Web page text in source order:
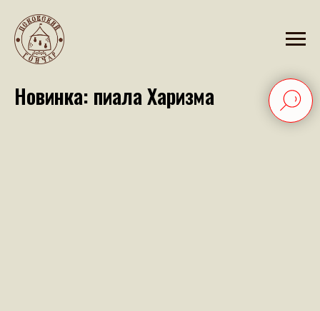
2023-11-29 13:15
Новинка: пиала Харизма